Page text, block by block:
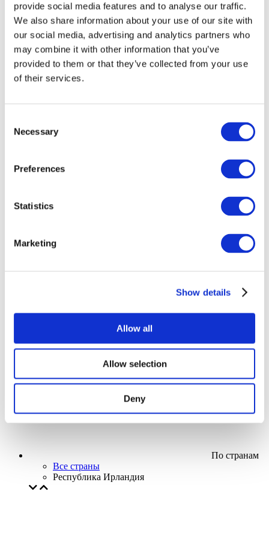
provide social media features and to analyse our traffic.
We also share information about your use of our site with
our social media, advertising and analytics partners who
may combine it with other information that you’ve
provided to them or that they’ve collected from your use
of their services.
Selection
Necessary
Preferences
Statistics
Marketing
Show details
Allow all
Allow selection
Deny
Творческий вечер
Наше спецпредложение
Применить
По странам
Все страны
Республика Ирландия